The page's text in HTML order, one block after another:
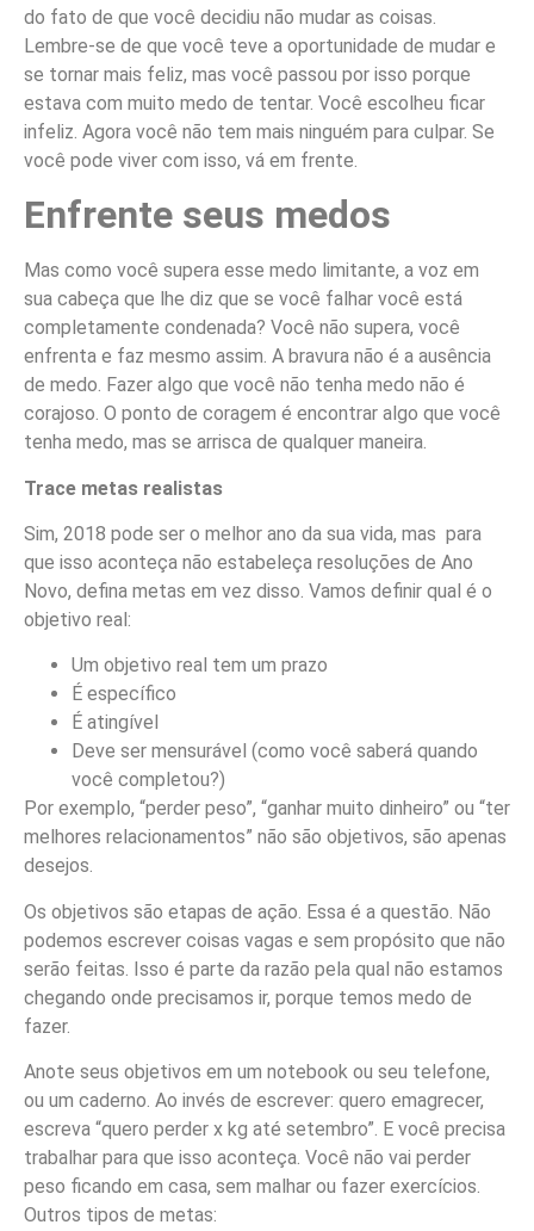
do fato de que você decidiu não mudar as coisas.
Lembre-se de que você teve a oportunidade de mudar e
se tornar mais feliz, mas você passou por isso porque
estava com muito medo de tentar. Você escolheu ficar
infeliz. Agora você não tem mais ninguém para culpar. Se
você pode viver com isso, vá em frente.
Enfrente seus medos
Mas como você supera esse medo limitante, a voz em
sua cabeça que lhe diz que se você falhar você está
completamente condenada? Você não supera, você
enfrenta e faz mesmo assim. A bravura não é a ausência
de medo. Fazer algo que você não tenha medo não é
corajoso. O ponto de coragem é encontrar algo que você
tenha medo, mas se arrisca de qualquer maneira.
Trace metas realistas
Sim, 2018 pode ser o melhor ano da sua vida, mas para
que isso aconteça não estabeleça resoluções de Ano
Novo, defina metas em vez disso. Vamos definir qual é o
objetivo real:
Um objetivo real tem um prazo
É específico
É atingível
Deve ser mensurável (como você saberá quando
você completou?)
Por exemplo, “perder peso”, “ganhar muito dinheiro” ou “ter
melhores relacionamentos” não são objetivos, são apenas
desejos.
Os objetivos são etapas de ação. Essa é a questão. Não
podemos escrever coisas vagas e sem propósito que não
serão feitas. Isso é parte da razão pela qual não estamos
chegando onde precisamos ir, porque temos medo de
fazer.
Anote seus objetivos em um notebook ou seu telefone,
ou um caderno. Ao invés de escrever: quero emagrecer,
escreva “quero perder x kg até setembro”. E você precisa
trabalhar para que isso aconteça. Você não vai perder
peso ficando em casa, sem malhar ou fazer exercícios.
Outros tipos de metas: